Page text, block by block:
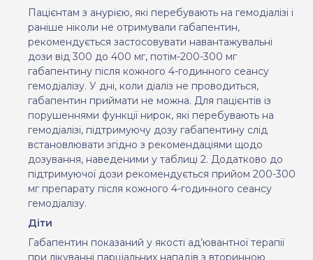
Пацієнтам з анурією, які перебувають на гемодіалізі і
раніше ніколи не отримували габапентин,
рекомендується застосовувати навантажувальні
дози від 300 до 400 мг, потім-200-300 мг
габапентину після кожного 4-годинного сеансу
гемодіалізу. У дні, коли діаліз не проводиться,
габапентин приймати не можна. Для пацієнтів із
порушеннями функції нирок, які перебувають на
гемодіалізі, підтримуючу дозу габапентину слід
встановлювати згідно з рекомендаціями щодо
дозування, наведеними у таблиці 2. Додатково до
підтримуючої дози рекомендується прийом 200-300
мг препарату після кожного 4-годинного сеансу
гемодіалізу.
Діти
Габапентин показаний у якості ад’ювантної терапії
при лікуванні парціальних нападів з вторинною